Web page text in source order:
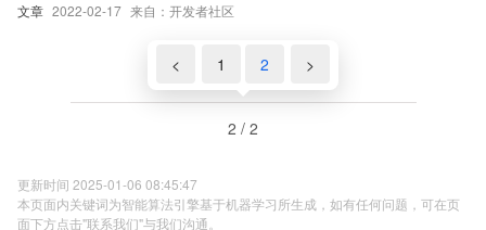
文章 2022-02-17 来自：开发者社区
< 1 2 >
2 / 2
更新时间 2025-01-06 08:45:47
本页面内关键词为智能算法引擎基于机器学习所生成，如有任何问题，可在页
面下方点击"联系我们"与我们沟通。